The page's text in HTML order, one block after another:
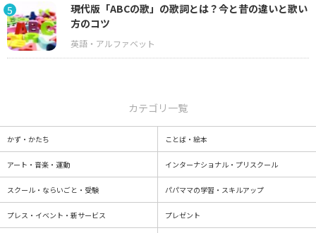
5
現代版「ABCの歌」の歌詞とは？今と昔の違いと歌い
方のコツ
カテゴリ一覧
かず・かたち ことば・絵本
アート・音楽・運動 インターナショナル・プリスクール
スクール・ならいごと・受験 パパママの学習・スキルアップ
プレス・イベント・新サービス プレゼント